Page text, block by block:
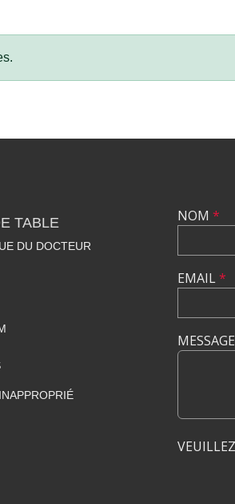
TABLE
DU DOCTEUR
NOM *
EMAIL*
MESSAGE